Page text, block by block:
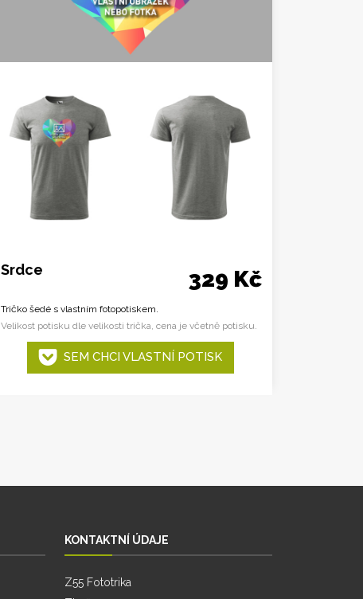
Srdce 329 Kč
Tričko šedé s vlastním fotopotiskem.
Velikost potisku dle velikosti trička, cena je včetně potisku.
SEM CHCI VLASTNÍ POTISK
KONTAKTNÍ ÚDAJE
Z55 Fototrika